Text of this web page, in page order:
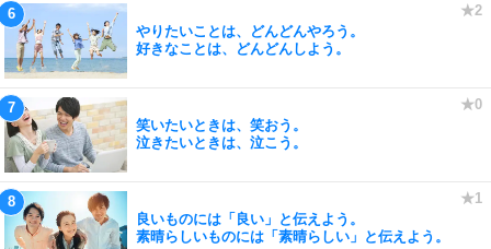
やりたいことは、どんどんやろう。
好きなことは、どんどんしよう。
笑いたいときは、笑おう。
泣きたいときは、泣こう。
良いものには「良い」と伝えよう。
素晴らしいものには「素晴らしい」と伝えよう。